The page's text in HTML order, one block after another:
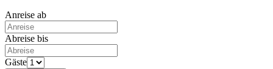
Anreise ab
Abreise bis
Gäste